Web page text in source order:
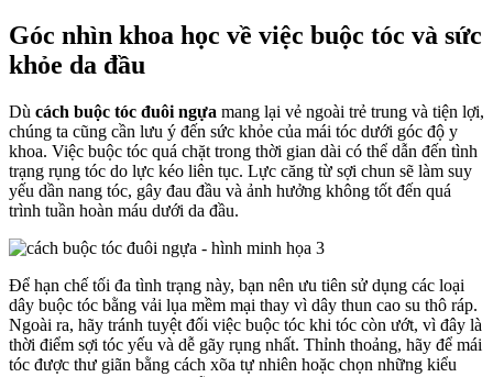
Góc nhìn khoa học về việc buộc tóc và sức
khỏe da đầu
Dù cách buộc tóc đuôi ngựa mang lại vẻ ngoài trẻ trung và tiện lợi,
chúng ta cũng cần lưu ý đến sức khỏe của mái tóc dưới góc độ y
khoa. Việc buộc tóc quá chặt trong thời gian dài có thể dẫn đến tình
trạng rụng tóc do lực kéo liên tục. Lực căng từ sợi chun sẽ làm suy
yếu dần nang tóc, gây đau đầu và ảnh hưởng không tốt đến quá
trình tuần hoàn máu dưới da đầu.
Để hạn chế tối đa tình trạng này, bạn nên ưu tiên sử dụng các loại
dây buộc tóc bằng vải lụa mềm mại thay vì dây thun cao su thô ráp.
Ngoài ra, hãy tránh tuyệt đối việc buộc tóc khi tóc còn ướt, vì đây là
thời điểm sợi tóc yếu và dễ gãy rụng nhất. Thỉnh thoảng, hãy để mái
tóc được thư giãn bằng cách xõa tự nhiên hoặc chọn những kiểu